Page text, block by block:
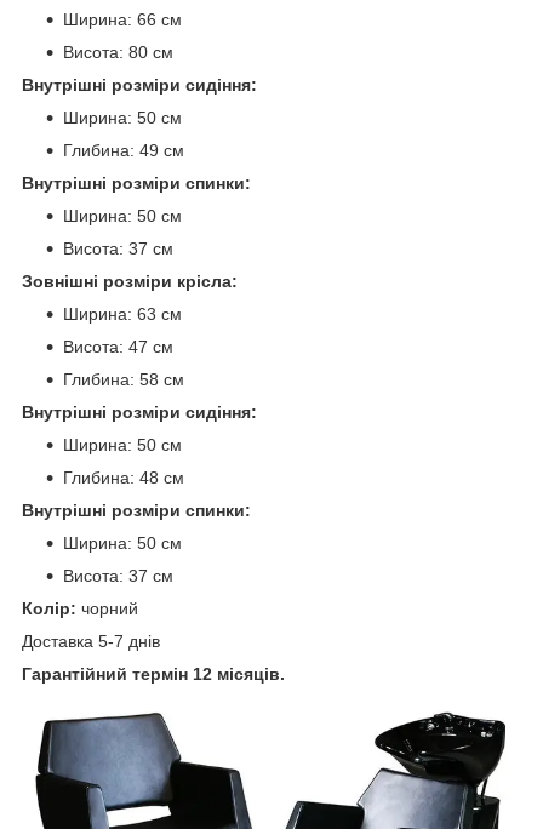
Ширина: 66 см
Висота: 80 см
Внутрішні розміри сидіння:
Ширина: 50 см
Глибина: 49 см
Внутрішні розміри спинки:
Ширина: 50 см
Висота: 37 см
Зовнішні розміри крісла:
Ширина: 63 см
Висота: 47 см
Глибина: 58 см
Внутрішні розміри сидіння:
Ширина: 50 см
Глибина: 48 см
Внутрішні розміри спинки:
Ширина: 50 см
Висота: 37 см
Колір: чорний
Доставка 5-7 днів
Гарантійний термін 12 місяців.